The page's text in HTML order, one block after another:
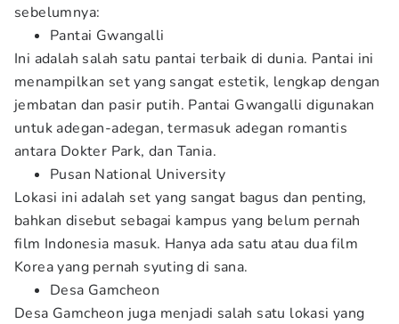
sebelumnya:
Pantai Gwangalli
Ini adalah salah satu pantai terbaik di dunia. Pantai ini
menampilkan set yang sangat estetik, lengkap dengan
jembatan dan pasir putih. Pantai Gwangalli digunakan
untuk adegan-adegan, termasuk adegan romantis
antara Dokter Park, dan Tania.
Pusan National University
Lokasi ini adalah set yang sangat bagus dan penting,
bahkan disebut sebagai kampus yang belum pernah
film Indonesia masuk. Hanya ada satu atau dua film
Korea yang pernah syuting di sana.
Desa Gamcheon
Desa Gamcheon juga menjadi salah satu lokasi yang